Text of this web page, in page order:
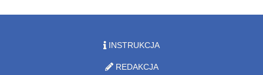
INSTRUKCJA
REDAKCJA